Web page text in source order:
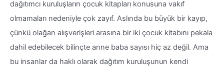
dağıtımcı kuruluşların çocuk kitapları konusuna vakıf
olmamaları nedeniyle çok zayıf. Aslında bu büyük bir kayıp,
çünkü olağan alışverişleri arasına bir iki çocuk kitabını pekala
dahil edebilecek bilinçte anne baba sayısı hiç az değil. Ama
bu insanlar da haklı olarak dağıtım kuruluşunun kendi